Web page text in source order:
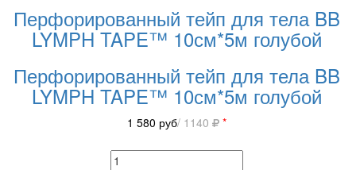
Перфорированный тейп для тела BB
LYMPH TAPE™ 10см*5м голубой
Перфорированный тейп для тела BB
LYMPH TAPE™ 10см*5м голубой
1 580 руб/ 1140 *